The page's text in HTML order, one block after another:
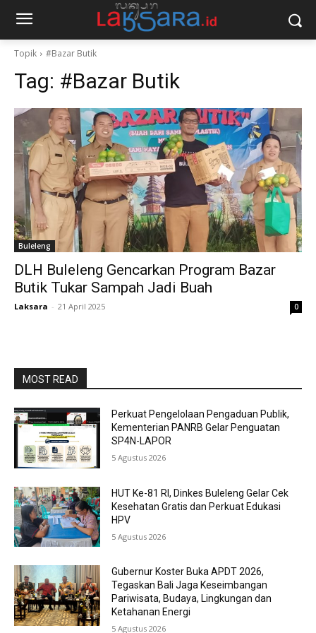
Topik #Bazar Butik
Tag: #Bazar Butik
Buleleng
DLH Buleleng Gencarkan Program Bazar
Butik Tukar Sampah Jadi Buah
Laksara - 21 April 2025 0
MOST READ
Perkuat Pengelolaan Pengaduan Publik,
Kementerian PANRB Gelar Penguatan
SP4N-LAPOR
5 Agustus 2026
HUT Ke-81 RI, Dinkes Buleleng Gelar Cek
Kesehatan Gratis dan Perkuat Edukasi
HPV
5 Agustus 2026
Gubernur Koster Buka APDT 2026,
Tegaskan Bali Jaga Keseimbangan
Pariwisata, Budaya, Lingkungan dan
Ketahanan Energi
5 Agustus 2026